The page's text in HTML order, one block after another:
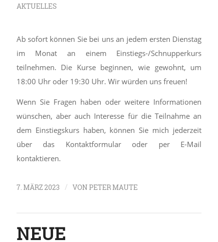
AKTUELLES
Ab sofort können Sie bei uns an jedem ersten Dienstag
im Monat an einem Einstiegs-/Schnupperkurs
teilnehmen. Die Kurse beginnen, wie gewohnt, um
18:00 Uhr oder 19:30 Uhr. Wir würden uns freuen!
Wenn Sie Fragen haben oder weitere Informationen
wünschen, aber auch Interesse für die Teilnahme an
dem Einstiegskurs haben, können Sie mich jederzeit
über das Kontaktformular oder per E-Mail
kontaktieren.
7. MÄRZ 2023 / VONPETER MAUTE
NEUE